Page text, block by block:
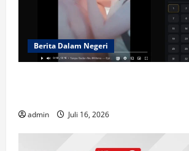
Berita Dalam Negeri
admin Juli 16, 2026